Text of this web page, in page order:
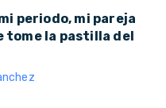
periodo, mi pareja
tome la pastilla del